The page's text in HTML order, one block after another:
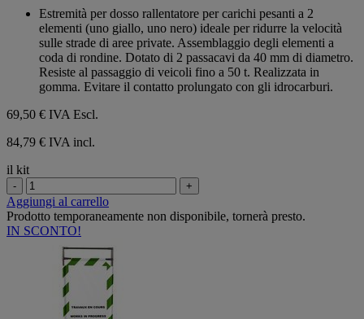
Estremità per dosso rallentatore per carichi pesanti a 2
elementi (uno giallo, uno nero) ideale per ridurre la velocità
sulle strade di aree private. Assemblaggio degli elementi a
coda di rondine. Dotato di 2 passacavi da 40 mm di diametro.
Resiste al passaggio di veicoli fino a 50 t. Realizzata in
gomma. Evitare il contatto prolungato con gli idrocarburi.
69,50 € IVA Escl.
84,79 € IVA incl.
il kit
- +
Aggiungi al carrello
Prodotto temporaneamente non disponibile, tornerà presto.
IN SCONTO!